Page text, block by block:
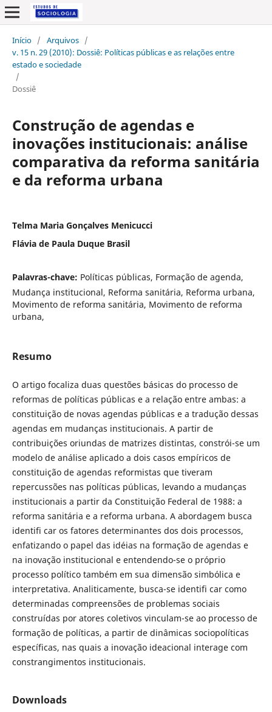
Início / Arquivos /
v. 15 n. 29 (2010): Dossiê: Políticas públicas e as relações entre
estado e sociedade
/
Dossiê
Construção de agendas e
inovações institucionais: análise
comparativa da reforma sanitária
e da reforma urbana
Telma Maria Gonçalves Menicucci
Flávia de Paula Duque Brasil
Palavras-chave: Políticas públicas, Formação de agenda,
Mudança institucional, Reforma sanitária, Reforma urbana,
Movimento de reforma sanitária, Movimento de reforma
urbana,
Resumo
O artigo focaliza duas questões básicas do processo de
reformas de políticas públicas e a relação entre ambas: a
constituição de novas agendas públicas e a tradução dessas
agendas em mudanças institucionais. A partir de
contribuições oriundas de matrizes distintas, constrói-se um
modelo de análise aplicado a dois casos empíricos de
constituição de agendas reformistas que tiveram
repercussões nas políticas públicas, levando a mudanças
institucionais a partir da Constituição Federal de 1988: a
reforma sanitária e a reforma urbana. A abordagem busca
identifi car os fatores determinantes dos dois processos,
enfatizando o papel das idéias na formação de agendas e
na inovação institucional e entendendo-se o próprio
processo político também em sua dimensão simbólica e
interpretativa. Analiticamente, busca-se identifi car como
determinadas compreensões de problemas sociais
construídas por atores coletivos vinculam-se ao processo de
formação de políticas, a partir de dinâmicas sociopolíticas
específicas, nas quais a inovação ideacional interage com
constrangimentos institucionais.
Downloads